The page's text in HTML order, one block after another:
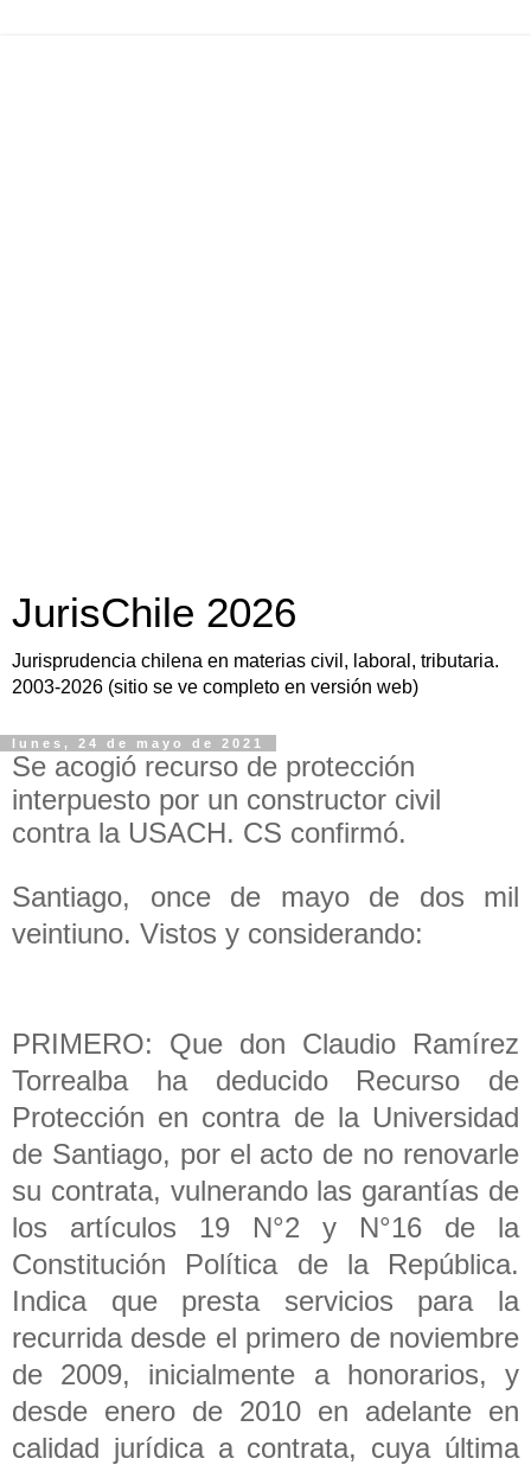
JurisChile 2026
Jurisprudencia chilena en materias civil, laboral, tributaria.
2003-2026 (sitio se ve completo en versión web)
lunes, 24 de mayo de 2021
Se acogió recurso de protección
interpuesto por un constructor civil
contra la USACH. CS confirmó.
Santiago, once de mayo de dos mil
veintiuno. Vistos y considerando:
PRIMERO: Que don Claudio Ramírez
Torrealba ha deducido Recurso de
Protección en contra de la Universidad
de Santiago, por el acto de no renovarle
su contrata, vulnerando las garantías de
los artículos 19 N°2 y N°16 de la
Constitución Política de la República.
Indica que presta servicios para la
recurrida desde el primero de noviembre
de 2009, inicialmente a honorarios, y
desde enero de 2010 en adelante en
calidad jurídica a contrata, cuya última